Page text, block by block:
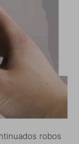
robos